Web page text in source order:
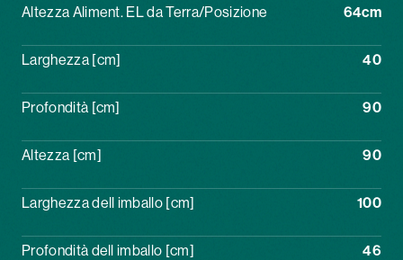
Altezza Aliment. EL da Terra/Posizione 64cm
Larghezza [cm] 40
Profondità [cm] 90
Altezza [cm] 90
Larghezza dell imballo [cm] 100
Profondità dell imballo [cm] 46